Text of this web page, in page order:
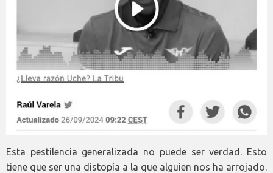
Esta pestilencia generalizada no puede ser verdad. Esto
tiene que ser una distopía a la que alguien nos ha arrojado.